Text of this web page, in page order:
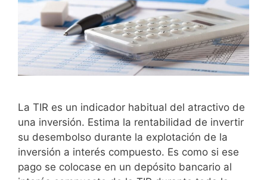
La TIR es un indicador habitual del atractivo de
una inversión. Estima la rentabilidad de invertir
su desembolso durante la explotación de la
inversión a interés compuesto. Es como si ese
pago se colocase en un depósito bancario al